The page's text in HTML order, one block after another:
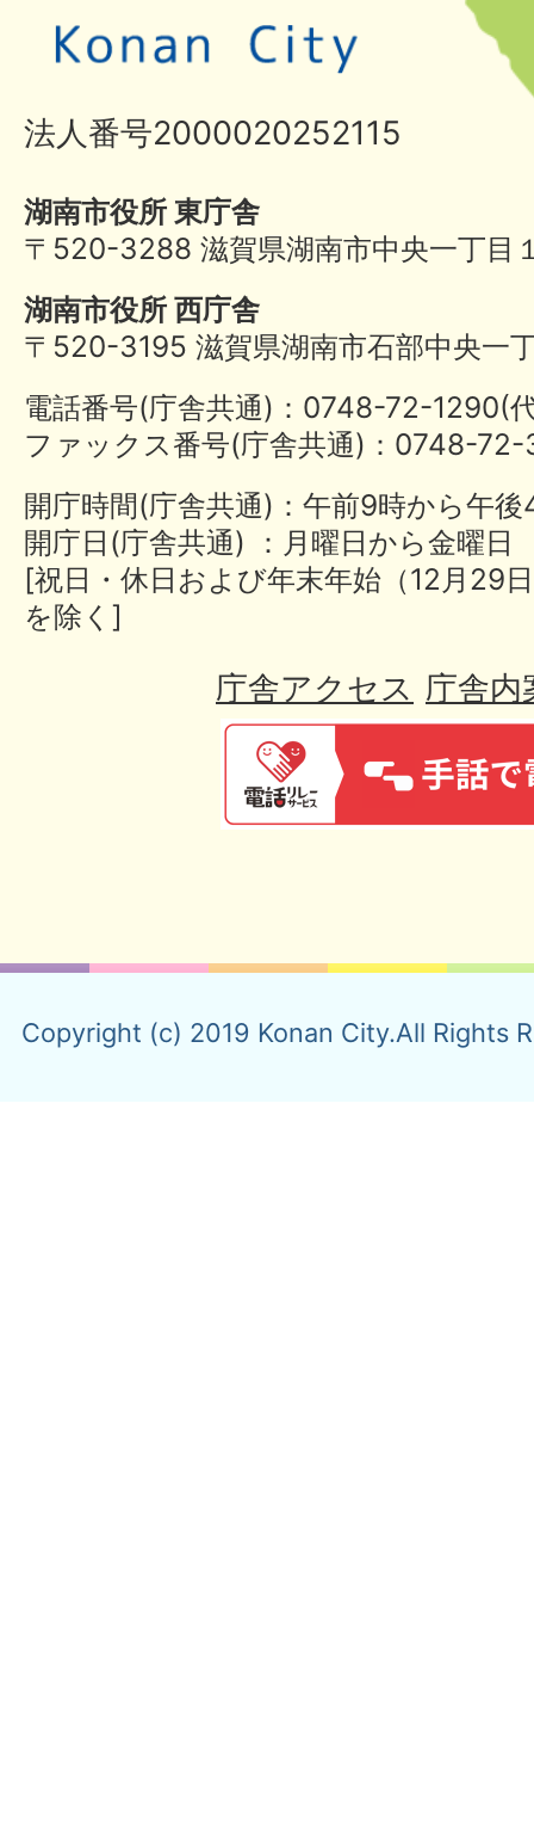
法人番号2000020252115
湖南市役所 東庁舎
〒520-3288 滋賀県湖南市中央一丁目
湖南市役所 西庁舎
〒520-3195 滋賀県湖南市石部中央一
電話番号(庁舎共通)：0748-72-
ファックス番号(庁舎共通)：0748-
開庁時間(庁舎共通)：午前9時から午
開庁日(庁舎共通) ：月曜日から金曜日
[祝日・休日および年末年始（12月29
を除く]
庁舎アクセス 庁舎内
Copyright (c) 2019 Konan City.All Rights